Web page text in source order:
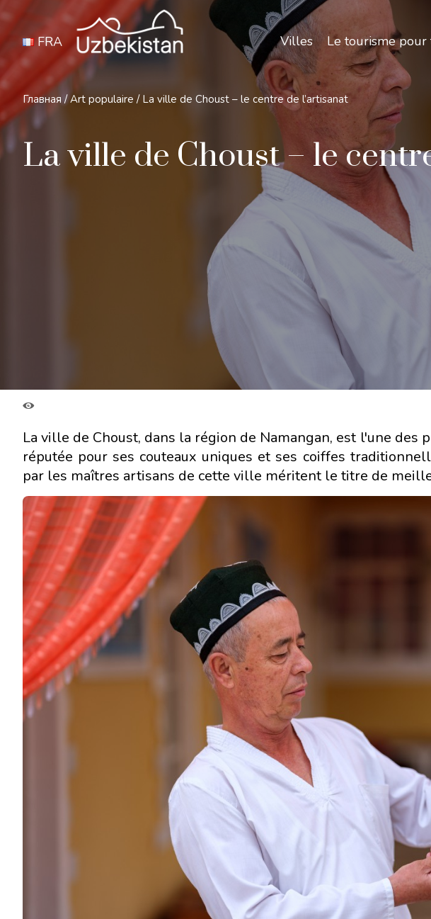
Villes Le tourisme pour
FRA
Главная / Art populaire / La ville de Choust – le centre de l’artisanat
La ville de Choust – le
La ville de Choust, dans la région de Namangan, est l'une
réputée pour ses couteaux uniques et ses coiffes
par les maîtres artisans de cette ville méritent le titre de